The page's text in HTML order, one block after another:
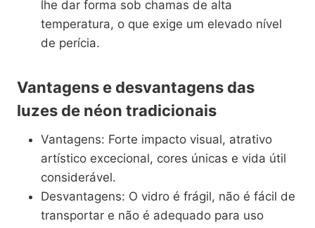
lhe dar forma sob chamas de alta
temperatura, o que exige um elevado nível
de perícia.
Vantagens e desvantagens das
luzes de néon tradicionais
Vantagens: Forte impacto visual, atrativo
artístico excecional, cores únicas e vida útil
considerável.
Desvantagens: O vidro é frágil, não é fácil de
transportar e não é adequado para uso